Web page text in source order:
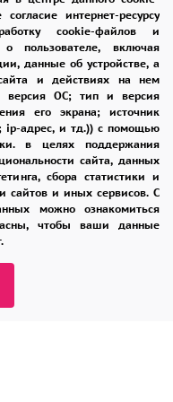
интернет-ресурсу
cookie-файлов и
пользователе, включая
данные об устройстве, а
и действиях на нем
версия ОС; тип и версия
его экрана; источник
ip-адрес, и тд.)) с помощью
в целях поддержания
сайта, данных
сбора статистики и
сайтов и иных сервисов. С
можно ознакомиться
чтобы ваши данные
47
2,